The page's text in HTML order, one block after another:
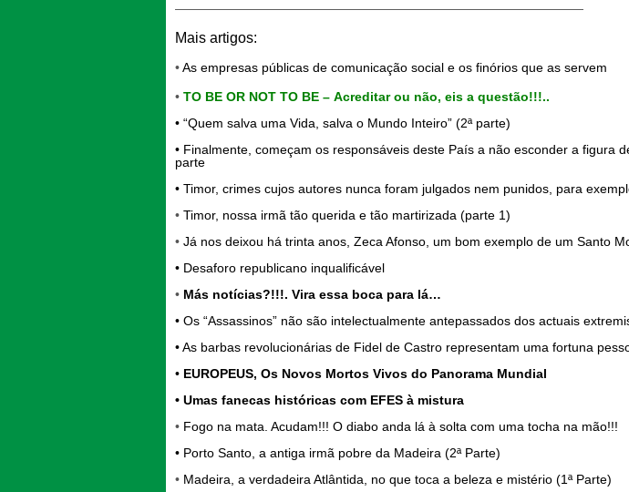
————————————————————————————————
Mais artigos:
•As empresas públicas de comunicação social e os finórios que as servem
• TO BE OR NOT TO BE – Acreditar ou não, eis a questão!!!..
• “Quem salva uma Vida, salva o Mundo Inteiro” (2ª parte)
• Finalmente, começam os responsáveis deste País a não esconder a figura
parte
• Timor, crimes cujos autores nunca foram julgados nem punidos, para
• Timor, nossa irmã tão querida e tão martirizada (parte 1)
• Já nos deixou há trinta anos, Zeca Afonso, um bom exemplo de um Santo
• Desaforo republicano inqualificável
• Más notícias?!!!. Vira essa boca para lá…
• Os “Assassinos” não são intelectualmente antepassados dos actuais
•As barbas revolucionárias de Fidel de Castro representam uma fortuna
• EUROPEUS, Os Novos Mortos Vivos do Panorama Mundial
• Umas fanecas históricas com EFES à mistura
• Fogo na mata. Acudam!!! O diabo anda lá à solta com uma tocha na mão!!!
• Porto Santo, a antiga irmã pobre da Madeira (2ª Parte)
• Madeira, a verdadeira Atlântida, no que toca a beleza e mistério (1ª Parte)